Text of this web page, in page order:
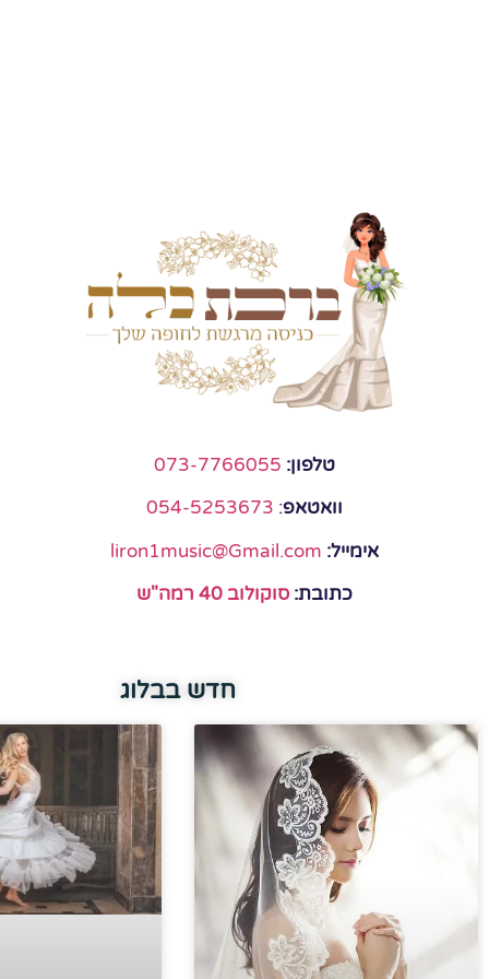
טלפון: 073-7766055
וואטאפ:
054-5253673
אימייל: liron1music@Gmail.com
כתובת: סוקולוב 40 רמה"ש
חדש בבלוג